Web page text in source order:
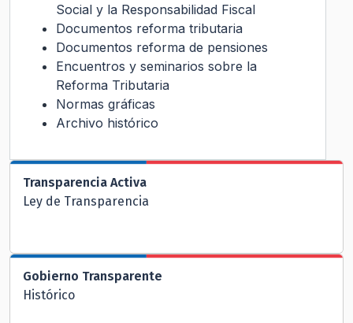
Social y la Responsabilidad Fiscal
Documentos reforma tributaria
Documentos reforma de pensiones
Encuentros y seminarios sobre la
Reforma Tributaria
Normas gráficas
Archivo histórico
Transparencia Activa
Ley de Transparencia
Gobierno Transparente
Histórico